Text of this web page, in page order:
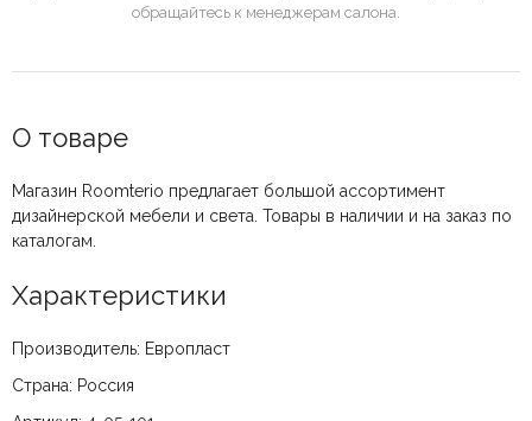
обращайтесь к менеджерам салона.
О товаре
Магазин Roomterio предлагает большой ассортимент
дизайнерской мебели и света. Товары в наличии и на заказ по
каталогам.
Характеристики
Производитель: Европласт
Страна: Россия